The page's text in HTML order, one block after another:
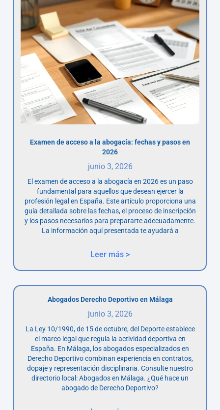
Examen de acceso a la abogacía: fechas y pasos en
2026
junio 3, 2026
El examen de acceso a la abogacía en 2026 es un paso
fundamental para aquellos que desean ejercer la
profesión legal en España. Este artículo proporciona una
guía detallada sobre las fechas, el proceso de inscripción
y los pasos necesarios para prepararte adecuadamente.
La información aquí presentada te ayudará a
Leer más >
Abogados Derecho Deportivo en Málaga
junio 3, 2026
La Ley 10/1990, de 15 de octubre, del Deporte establece
el marco legal que regula la actividad deportiva en
España. En Málaga, los abogados especializados en
Derecho Deportivo combinan experiencia en contratos,
dopaje y representación disciplinaria. Consulte nuestro
directorio local: Abogados en Málaga. ¿Qué hace un
abogado de Derecho Deportivo?